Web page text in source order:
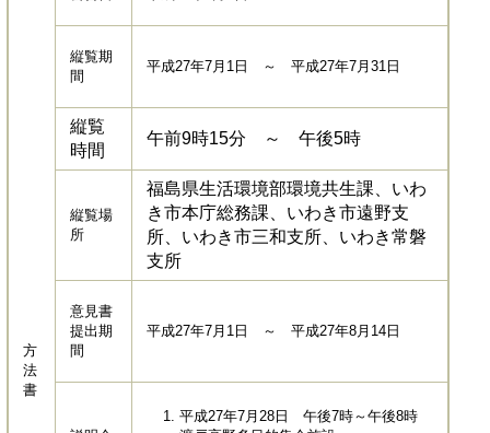
方
法
書
縦覧期
間
平成27年7月1日 ～ 平成27年7月31日
縦覧
時間
午前9時15分 ～ 午後5時
縦覧場
所
福島県生活環境部環境共生課、いわ
き市本庁総務課、いわき市遠野支
所、いわき市三和支所、いわき常磐
支所
意見書
提出期
間
平成27年7月1日 ～ 平成27年8月14日
平成27年7月28日 午後7時～午後8時